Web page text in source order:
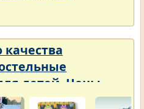
качества
детей. Цены